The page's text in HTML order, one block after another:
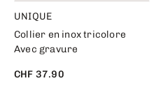
UNIQUE
Collier en inox tricolore
Avec gravure
CHF 37.90